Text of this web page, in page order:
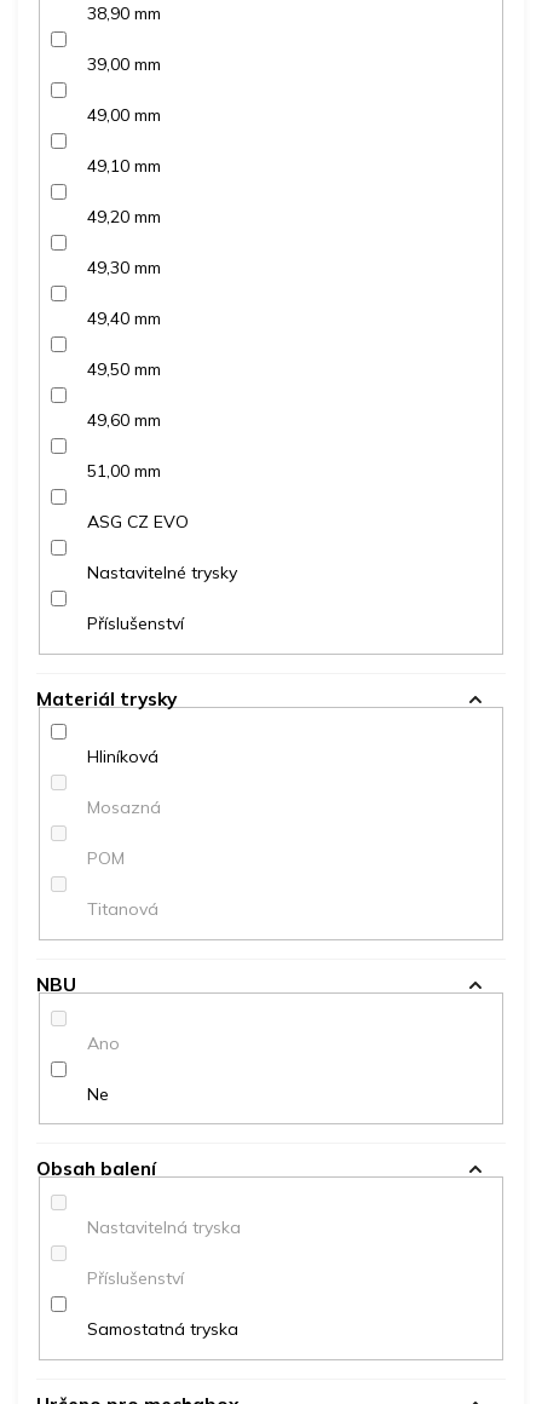
38,90 mm
39,00 mm
49,00 mm
49,10 mm
49,20 mm
49,30 mm
49,40 mm
49,50 mm
49,60 mm
51,00 mm
ASG CZ EVO
Nastavitelné trysky
Příslušenství
Materiál trysky
Hliníková
Mosazná
POM
Titanová
NBU
Ano
Ne
Obsah balení
Nastavitelná tryska
Příslušenství
Samostatná tryska